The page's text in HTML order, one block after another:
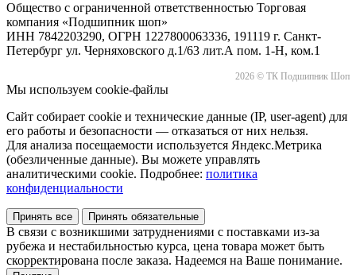
Общество с ограниченной ответственностью Торговая
компания «Подшипник шоп»
ИНН 7842203290, ОГРН 1227800063336, 191119 г. Санкт-
Петербург ул. Черняховского д.1/63 лит.А пом. 1-Н, ком.1
2026 © ТК Подшипник Шоп
Мы используем cookie-файлы
Сайт собирает cookie и технические данные (IP, user-agent) для
его работы и безопасности — отказаться от них нельзя.
Для анализа посещаемости используется Яндекс.Метрика
(обезличенные данные). Вы можете управлять
аналитическими cookie. Подробнее: политика
конфиденциальности
Принять все Принять обязательные
В связи с возникшими затруднениями с поставками из-за
рубежа и нестабильностью курса, цена товара может быть
скорректирована после заказа. Надеемся на Ваше понимание.